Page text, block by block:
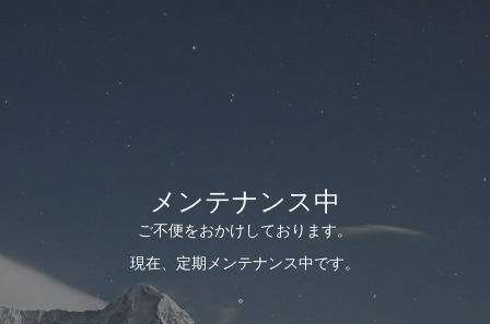
メンテナンス中
ご不便をおかけしております。
現在、定期メンテナンス中です。
。